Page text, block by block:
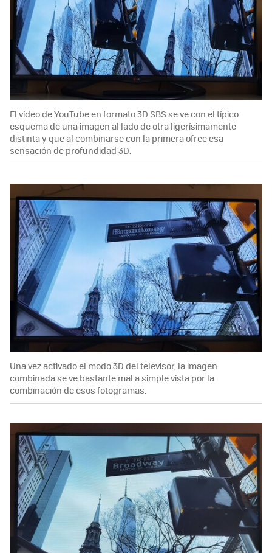
El vídeo de YouTube en formato 3D SBS se ve con el típico
esquema de una imagen al lado de otra ligerísimamente
distinta y que al combinarse con la primera ofree esa
sensación de profundidad 3D.
Una vez activado el modo 3D del televisor, la imagen
combinada se ve bastante mal a simple vista por la
combinación de esos fotogramas.